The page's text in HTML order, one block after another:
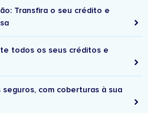
Transfira o seu crédito e
todos os seus créditos e
com coberturas à sua